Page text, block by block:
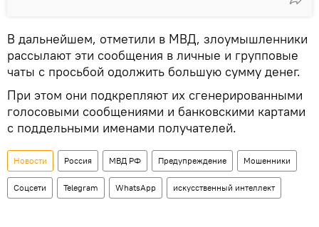
В дальнейшем, отметили в МВД, злоумышленники
рассылают эти сообщения в личные и групповые
чаты с просьбой одолжить большую сумму денег.
При этом они подкрепляют их сгенерированными
голосовыми сообщениями и банковскими картами
с поддельными именами получателей.
Новости Россия МВД РФ Предупреждение Мошенники
Соцсети Telegram WhatsApp искусственный интеллект